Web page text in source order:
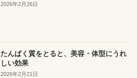
2026年2月26日
たんぱく質をとると、美容・体型にうれ
しい効果
2026年2月21日